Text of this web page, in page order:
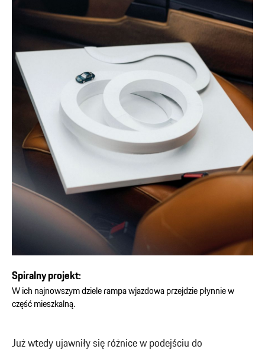
Spiralny projekt:
W ich najnowszym dziele rampa wjazdowa przejdzie płynnie w
część mieszkalną.
Już wtedy ujawniły się różnice w podejściu do